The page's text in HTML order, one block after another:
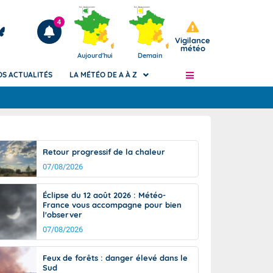
Articles
4
Aujourd'hui Demain
Vigilance
météo
de
Phénomènes dangereux de J+2 à J+7
Avertissement pluies intenses à l'échelle
des communes (Apic)
Bulletins Marine
Bulletins d'estimation du risque
d'avalanche
Météo des forêts
Vigicrues
ACTUALITÉS LA MÉTÉO DE A À Z
Retour progressif de la chaleur
07/08/2026
Éclipse du 12 août 2026 : Météo-
France vous accompagne pour bien
l'observer
07/08/2026
Feux de forêts : danger élevé dans le
Sud